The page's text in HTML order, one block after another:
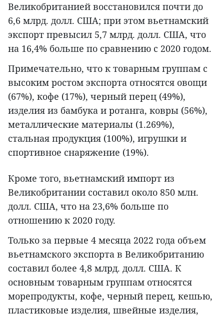
Великобританией восстановился почти до
6,6 млрд. долл. США; при этом вьетнамский
экспорт превысил 5,7 млрд. долл. США, что
на 16,4% больше по сравнению с 2020 годом.
Примечательно, что к товарным группам с
высоким ростом экспорта относятся овощи
(67%), кофе (17%), черный перец (49%),
изделия из бамбука и ротанга, ковры (56%),
металлические материалы (1.269%),
стальная продукция (100%), игрушки и
спортивное снаряжение (19%).
Кроме того, вьетнамский импорт из
Великобритании составил около 850 млн.
долл. США, что на 23,6% больше по
отношению к 2020 году.
Только за первые 4 месяца 2022 года объем
вьетнамского экспорта в Великобританию
составил более 4,8 млрд. долл. США. К
основным товарным группам относятся
морепродукты, кофе, черный перец, кешью,
пластиковые изделия, швейные изделия,